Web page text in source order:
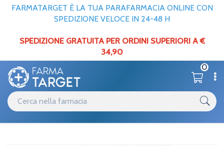
FARMATARGET È LA TUA PARAFARMACIA ONLINE CON
SPEDIZIONE VELOCE IN 24-48 H
SPEDIZIONE GRATUITA PER ORDINI SUPERIORI A €
34,90
0